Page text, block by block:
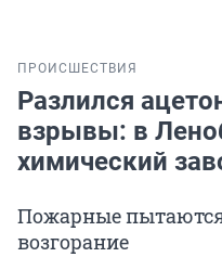
ПРОИСШЕСТВИЯ
Разлился
взрывы: в
химический
Пожарные
возгорание